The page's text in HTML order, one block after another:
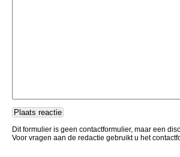
Dit formulier is geen contactformulier, maar een
Voor vragen aan de redactie gebruikt u het